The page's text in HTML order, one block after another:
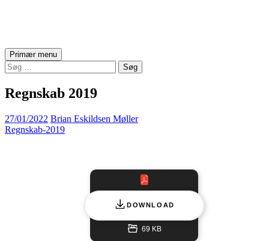
SøgPrimær menu Hop
til
indhold
Søg
efter:
Regnskab 2019
27/01/2022 Brian Eskildsen Møller
Regnskab-2019
DOWNLOAD
69 KB